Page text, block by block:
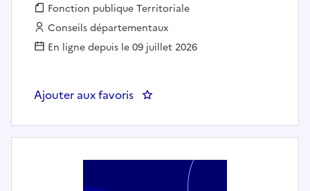
Fonction publique :
Fonction publique Territoriale
Employeur :
Conseils départementaux
En ligne depuis le 09 juillet 2026
Ajouter aux favoris : Assistant de mission à la MDS